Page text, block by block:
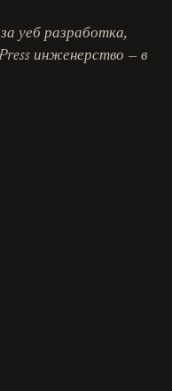
уеб разработка,
инженерство — в